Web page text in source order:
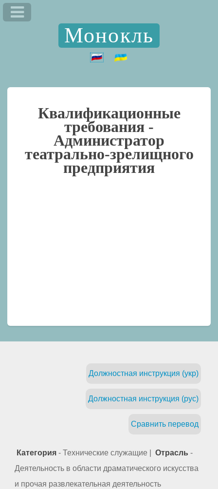
Монокль
Квалификационные
требования -
Администратор
театрально-зрелищного
предприятия
Должностная инструкция (укр)
Должностная инструкция (рус)
Сравнить перевод
Категория - Технические служащие | Отрасль -
Деятельность в области драматического искусства
и прочая развлекательная деятельность